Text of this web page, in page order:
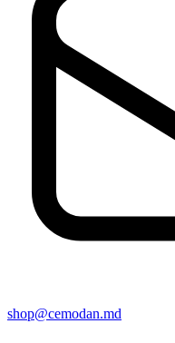
shop@cemodan.md